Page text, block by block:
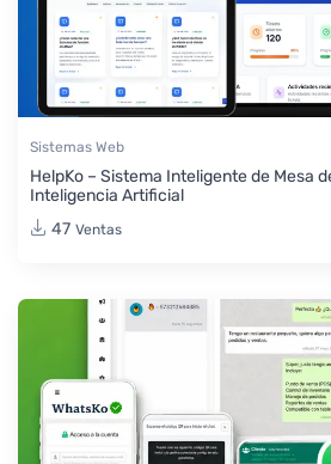
Sistemas Web
HelpKo – Sistema Inteligente de Mesa
Inteligencia Artificial
47 Ventas